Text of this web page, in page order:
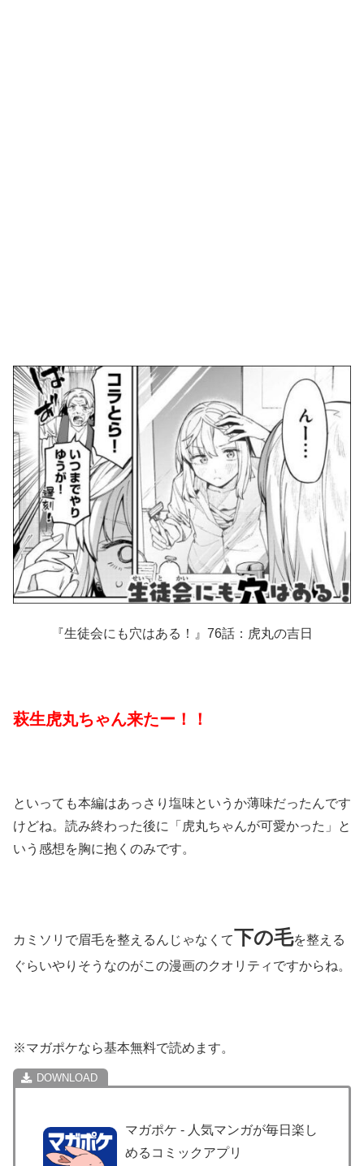
『生徒会にも穴はある！』76話：虎丸の吉日
萩生虎丸ちゃん来たー！！
といっても本編はあっさり塩味というか薄味だったんです
けどね。読み終わった後に「虎丸ちゃんが可愛かった」と
いう感想を胸に抱くのみです。
カミソリで眉毛を整えるんじゃなくて下の毛を整える
ぐらいやりそうなのがこの漫画のクオリティですからね。
※マガポケなら基本無料で読めます。
マガポケ - 人気マンガが毎日楽し
めるコミックアプリ